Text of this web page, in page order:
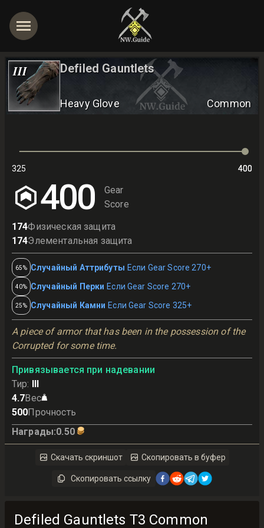
III Defiled Gauntlets
Heavy Glove Common
325 400
400
400
Gear
Score
174Физическая защита
174Элементальная защита
65% Случайный Аттрибуты Если Gear Score 270+
40% Случайный Перки Если Gear Score 270+
25% Случайный Камни Если Gear Score 325+
A piece of armor that has been in the possession of the
Corrupted for some time.
Привязывается при надевании
Тир: III
4.7Вес
500Прочность
Награды:0.50
Скачать скриншот Скопировать в буфер
Скопировать ссылку
Defiled Gauntlets T3 Common